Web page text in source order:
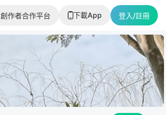
創作者合作平台 下載App 登入/註冊